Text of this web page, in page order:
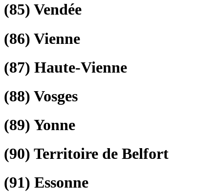
(85) Vendée
(86) Vienne
(87) Haute-Vienne
(88) Vosges
(89) Yonne
(90) Territoire de Belfort
(91) Essonne